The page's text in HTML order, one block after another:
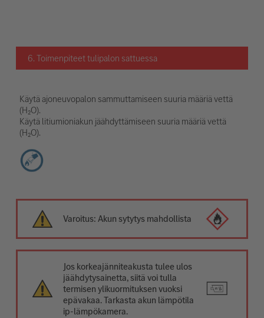
6. Toimenpiteet tulipalon sattuessa
Käytä ajoneuvopalon sammuttamiseen suuria määriä vettä
(H₂O).
Käytä litiumioniakun jäähdyttämiseen suuria määriä vettä
(H₂O).
Varoitus: Akun sytytys mahdollista
Jos korkeajänniteakusta tulee ulos
jäähdytysainetta, siitä voi tulla
termisen ylikuormituksen vuoksi
epävakaa. Tarkasta akun lämpötila
ip-lämpökamera.